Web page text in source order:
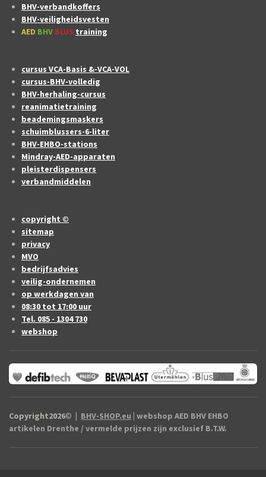
BHV-verbandkoffers
BHV-veiligheidsvesten
AED BHV BLUS training
cursus VCA-Basis &-VCA-VOL
cursus-BHV-volledig
BHV-herhaling-cursus
reanimatietraining
beademingsmaskers
schuimblussers-6-liter
BHV-EHBO-stations
Mindray-AED-apparaten
pleisterdispensers
verbandmiddelen
copyright ©
sitemap
privacy
MVO
bedrijfsadvies
veilig-ondernemen
op werkdagen van
08:30 tot 17:00 uur
Tel. 085 - 1304 730
webshop
Copyright2026© | BHV-SHOP.eu | webshop AED BHV EHBO
artikelen Drenthe / vermelde prijzen zijn exclusief B.T.W.